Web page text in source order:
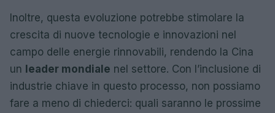
Inoltre, questa evoluzione potrebbe stimolare la
crescita di nuove tecnologie e innovazioni nel
campo delle energie rinnovabili, rendendo la Cina
un leader mondiale nel settore. Con l’inclusione di
industrie chiave in questo processo, non possiamo
fare a meno di chiederci: quali saranno le prossime